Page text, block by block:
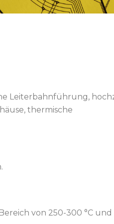
Leiterbahnführung,
thermische
von 250-300 °C und